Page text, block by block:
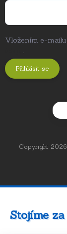
Vložením e-
.
Přihlásit se
Copyright 2026
Stojíme